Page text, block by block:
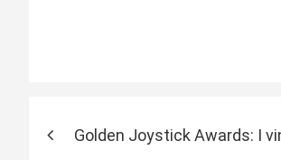
Golden Joystick Awards: I